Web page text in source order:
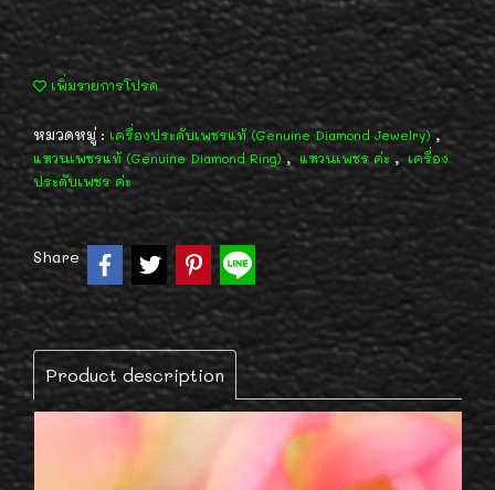
เพิ่มรายการโปรด
หมวดหมู่ : เครื่องประดับเพชรแท้ (Genuine Diamond Jewelry),
แหวนเพชรแท้ (Genuine Diamond Ring) , แหวนเพชร ค่ะ , เครื่อง
ประดับเพชร ค่ะ
Share
Product description